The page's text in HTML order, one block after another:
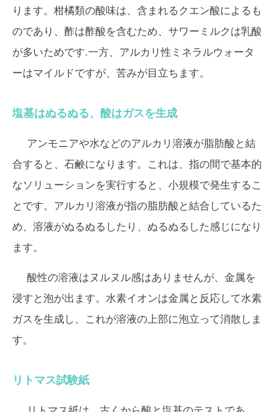
ります。柑橘類の酸味は、含まれるクエン酸によるも
のであり、酢は酢酸を含むため、サワーミルクは乳酸
が多いためです.一方、アルカリ性ミネラルウォータ
ーはマイルドですが、苦みが目立ちます。
塩基はぬるぬる、酸はガスを生成
アンモニアや水などのアルカリ溶液が脂肪酸と結
合すると、石鹸になります。これは、指の間で基本的
なソリューションを実行すると、小規模で発生するこ
とです。アルカリ溶液が指の脂肪酸と結合しているた
め、溶液がぬるぬるしたり、ぬるぬるした感じになり
ます。
酸性の溶液はヌルヌル感はありませんが、金属を
浸すと泡が出ます。水素イオンは金属と反応して水素
ガスを生成し、これが溶液の上部に泡立って消散しま
す。
リトマス試験紙